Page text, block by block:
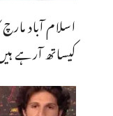
اسلام آباد
کیساتھ آرہے